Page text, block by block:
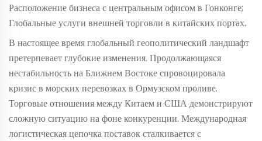
Расположение бизнеса с центральным офисом в Гонконге;
Глобальные услуги внешней торговли в китайских портах.
В настоящее время глобальный геополитический ландшафт
претерпевает глубокие изменения. Продолжающаяся
нестабильность на Ближнем Востоке спровоцировала
кризис в морских перевозках в Ормузском проливе.
Торговые отношения между Китаем и США демонстрируют
сложную ситуацию на фоне конкуренции. Международная
логистическая цепочка поставок сталкивается с